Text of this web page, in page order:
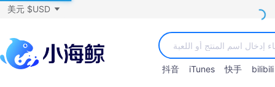
美元 $USD
抖音 iTunes 快手 bilibili